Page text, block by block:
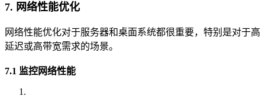
7. 网络性能优化
网络性能优化对于服务器和桌面系统都很重要，特别是对于高
延迟或高带宽需求的场景。
7.1 监控网络性能